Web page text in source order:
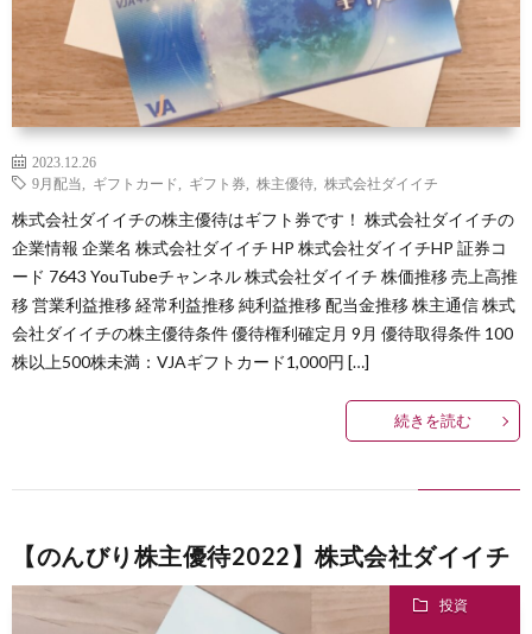
2023.12.26
9月配当
ギフトカード ギフト券 株主優待 株式会社ダイイチ
株式会社ダイイチの株主優待はギフト券です！ 株式会社ダイイチの
企業情報 企業名 株式会社ダイイチ HP 株式会社ダイイチHP 証券コ
ード 7643 YouTubeチャンネル 株式会社ダイイチ 株価推移 売上高推
移 営業利益推移 経常利益推移 純利益推移 配当金推移 株主通信 株式
会社ダイイチの株主優待条件 優待権利確定月 9月 優待取得条件 100
株以上500株未満：VJAギフトカード1,000円 […]
続きを読む
【のんびり株主優待2022】株式会社ダイイチ
投資